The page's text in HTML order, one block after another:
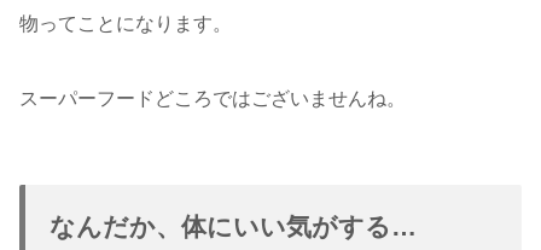
物ってことになります。
スーパーフードどころではございませんね。
なんだか、体にいい気がする…